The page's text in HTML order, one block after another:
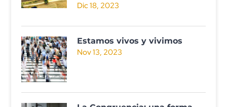
Dic 18, 2023
Estamos vivos y vivimos
Nov 13, 2023